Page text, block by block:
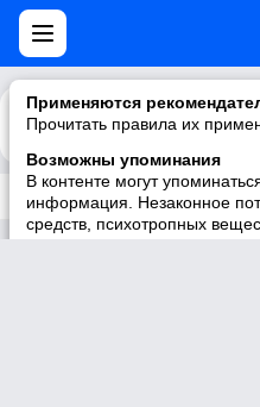
Применяются
Прочитать правила их
Возможны упоминания
В контенте могут
информация. Незаконное
средств, психотропных
Каталог
Трек не существует